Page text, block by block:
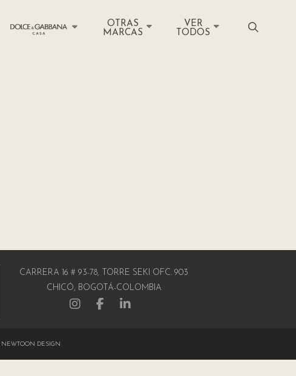
OTRAS
MARCAS
VER
TODOS
CARRERA 16 # 93-78, TORRE SEKI OFC. 903
CHICÓ, BOGOTÁ-COLOMBIA
NEWTOON DESIGN